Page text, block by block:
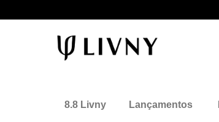
8.8 Livny Lançamentos